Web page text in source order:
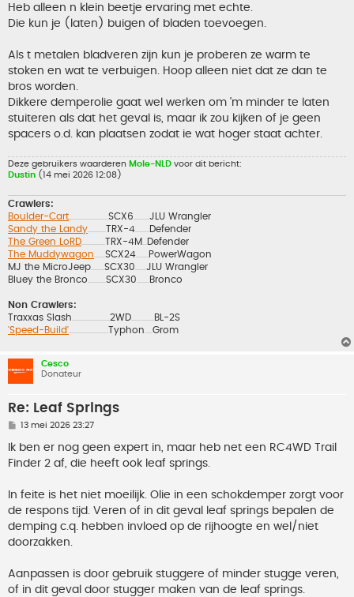
r
c
Heb alleen n klein beetje ervaring met echte.
Die kun je (laten) buigen of bladen toevoegen.
Als t metalen bladveren zijn kun je proberen ze warm te
stoken en wat te verbuigen. Hoop alleen niet dat ze dan te
bros worden.
Dikkere demperolie gaat wel werken om 'm minder te laten
stuiteren als dat het geval is, maar ik zou kijken of je geen
spacers o.d. kan plaatsen zodat ie wat hoger staat achter.
Deze gebruikers waarderen Mole-NLD voor dit bericht:
Dustin (14 mei 2026 12:08)
Crawlers:
Boulder-Cart..................................................SCX6 ....................JLU Wrangler
Sandy the Landy....................... TRX-4..................
Defender
The Green LoRD.............................. TRX-4M ......
Defender
The Muddywagon ..............SCX24................ PowerWagon
MJ the MicroJeep.................SCX30 ..............JLU Wrangler
Bluey the Bronco .......................SCX30 ................ Bronco
Non Crawlers:
Traxxas Slash ................................................2WD............................. BL-2S
'Speed-Build'.................................................. Typhon ..........Grom
Cesco
Donateur
Re: Leaf Springs
B
r
c
13 mei 2026 23:27
Ik ben er nog geen expert in, maar heb net een RC4WD Trail
Finder 2 af, die heeft ook leaf springs.
In feite is het niet moeilijk. Olie in een schokdemper zorgt voor
de respons tijd. Veren of in dit geval leaf springs bepalen de
demping c.q. hebben invloed op de rijhoogte en wel/niet
doorzakken.
Aanpassen is door gebruik stuggere of minder stugge veren,
of in dit geval door stugger maken van de leaf springs.